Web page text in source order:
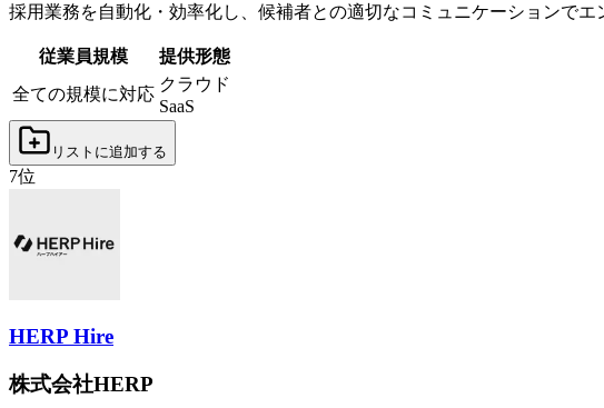
採用業務を自動化・効率化し、候補者との適切なコミュニケーションで
従業員規模
提供形態
全ての規模に対応
クラウド
SaaS
リストに追加する
7位
HERP Hire
株式会社HERP